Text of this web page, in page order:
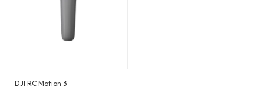
DJI RC Motion 3